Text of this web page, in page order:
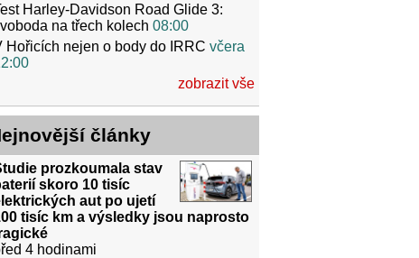
Harley-Davidson Road Glide 3:
na třech kolech 08:00
Hořicích nejen o body do IRRC včera
zobrazit vše
články
prozkoumala stav
skoro 10 tisíc
aut po ujetí
tisíc km a výsledky jsou naprosto
4 hodinami